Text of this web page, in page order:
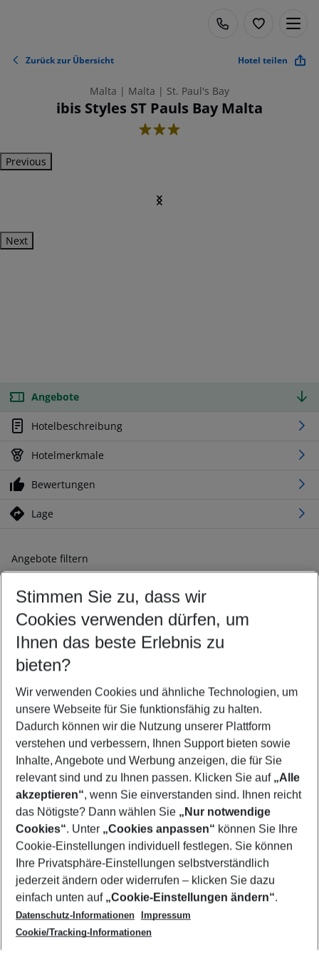
Zurück zur Übersicht Hotel teilen
Malta | Malta | St. Paul's Bay
ibis Styles ST Pauls Bay Malta
3
Previous
Next
Angebote
Hotelbeschreibung
Hotelmerkmale
Bewertungen
Lage
Angebote filtern
Ändern Sie Ihre Kriterien nach Ihren Wünschen
Abflughafen wählen
Beliebiger Abflughafen
Reisezeitraum wählen
08.08.26– 06.08.27 5-8 Nächte
2 Erwachsene Keine Kinder
Mehr Filter anzeigen
Footer
Footer navigation
Über uns
AGB
Cookie-Einstellungen ändern
Cookie-Richtlinie
Datenschutz
Service & Hilfe
Barrierefreies Reisen
Check-in
Folgen Sie uns
Stimmen Sie zu, dass wir
Cookies verwenden dürfen, um
Ihnen das beste Erlebnis zu
bieten?
Wir verwenden Cookies und ähnliche Technologien, um
unsere Webseite für Sie funktionsfähig zu halten.
Dadurch können wir die Nutzung unserer Plattform
verstehen und verbessern, Ihnen Support bieten sowie
Inhalte, Angebote und Werbung anzeigen, die für Sie
relevant sind und zu Ihnen passen. Klicken Sie auf „Alle
akzeptieren“, wenn Sie einverstanden sind. Ihnen reicht
das Nötigste? Dann wählen Sie „Nur notwendige
Cookies“. Unter „Cookies anpassen“ können Sie Ihre
Cookie-Einstellungen individuell festlegen. Sie können
Ihre Privatsphäre-Einstellungen selbstverständlich
jederzeit ändern oder widerrufen – klicken Sie dazu
einfach unten auf „Cookie-Einstellungen ändern“.
Datenschutz-Informationen
Impressum
Cookie/Tracking-Informationen